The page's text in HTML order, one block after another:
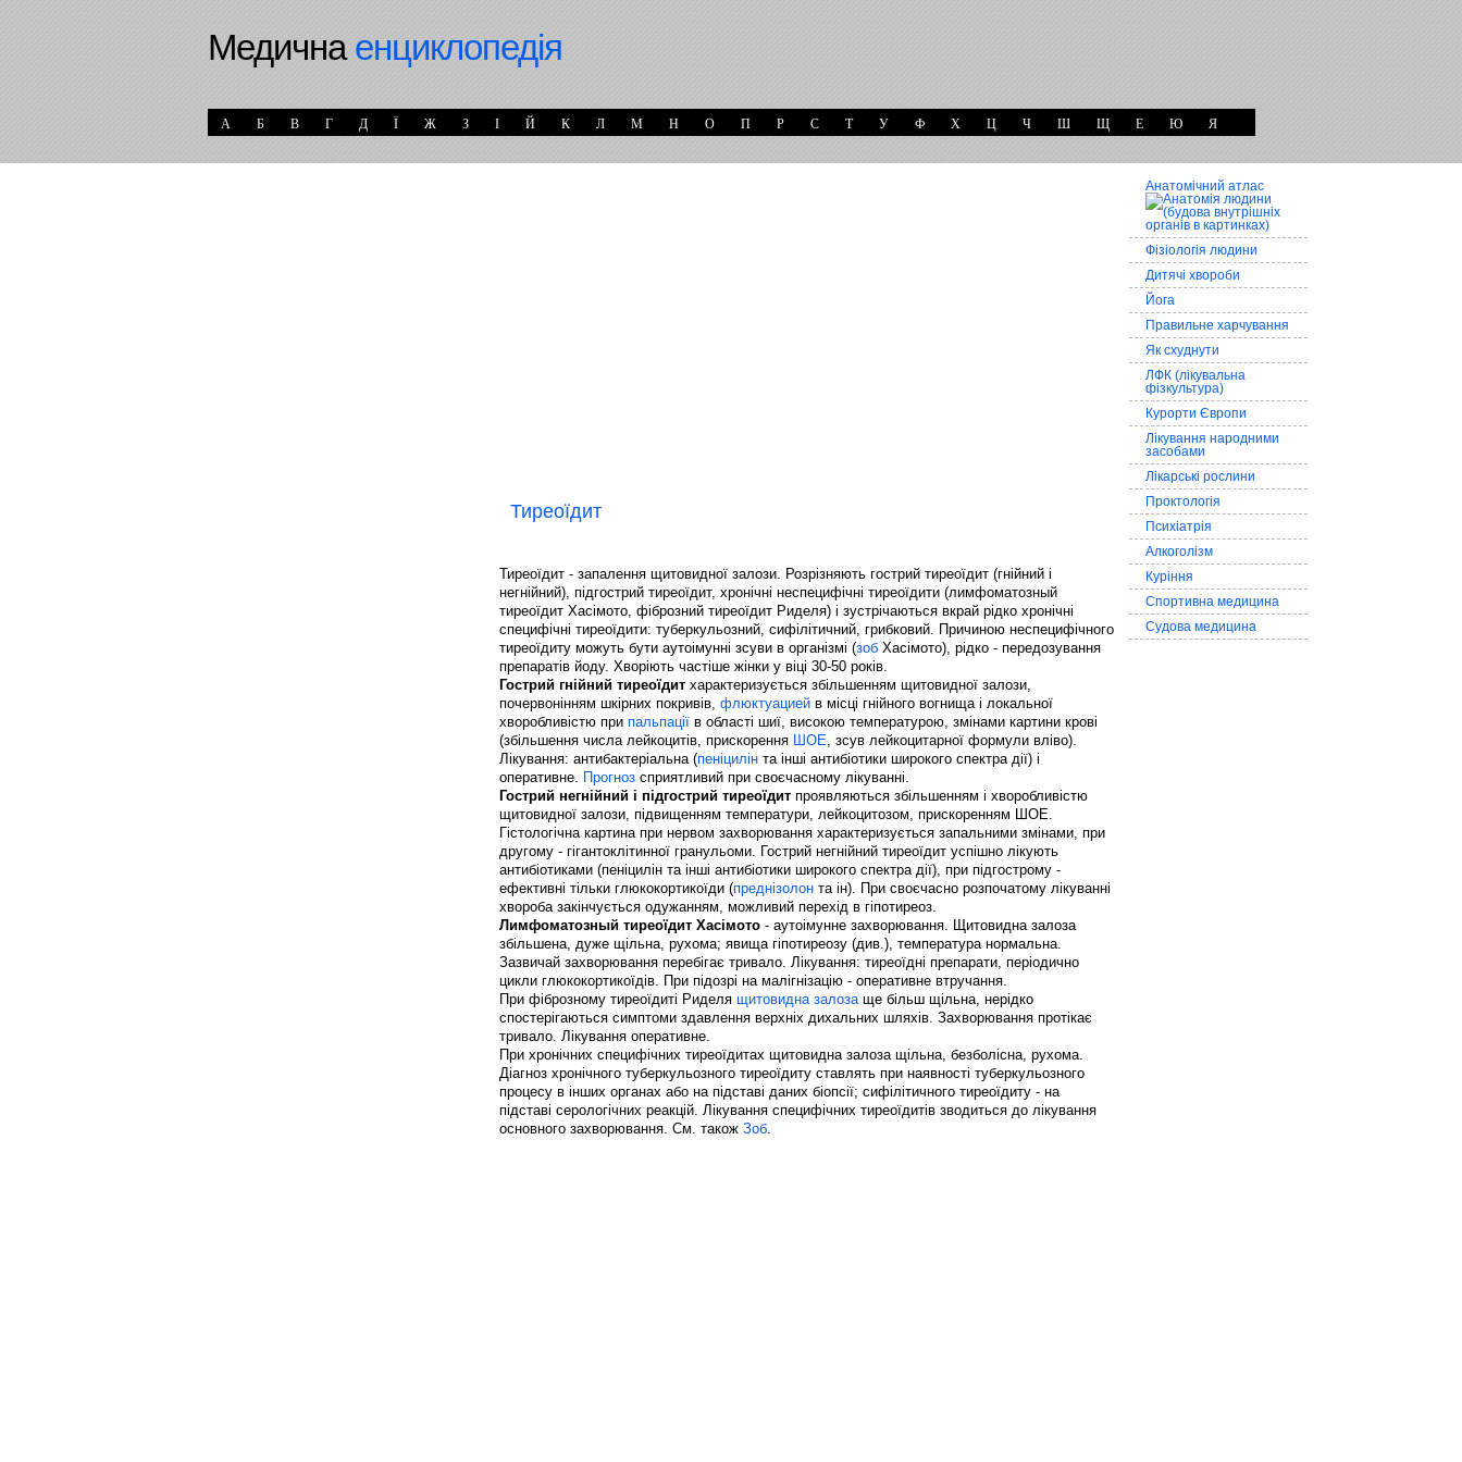
Медичнаенциклопедія
А Б В Г Д Ї Ж З І Й К Л М Н О П Р С Т У Ф Х Ц Ч Ш Щ Е Ю Я
Тиреоїдит
Тиреоїдит - запалення щитовидної залози. Розрізняють гострий тиреоїдит (гнійний і
негнійний), підгострий тиреоїдит, хронічні неспецифічні тиреоїдити (лимфоматозный
тиреоїдит Хасімото, фіброзний тиреоїдит Риделя) і зустрічаються вкрай рідко хронічні
специфічні тиреоїдити: туберкульозний, сифілітичний, грибковий. Причиною неспецифічного
тиреоїдиту можуть бути аутоімунні зсуви в організмі (зоб Хасімото), рідко - передозування
препаратів йоду. Хворіють частіше жінки у віці 30-50 років.
Гострий гнійний тиреоїдит характеризується збільшенням щитовидної залози,
почервонінням шкірних покривів, флюктуацией в місці гнійного вогнища і локальної
хворобливістю при пальпації в області шиї, високою температурою, змінами картини крові
(збільшення числа лейкоцитів, прискорення ШОЕ, зсув лейкоцитарної формули вліво).
Лікування: антибактеріальна (пеніцилін та інші антибіотики широкого спектра дії) і
оперативне. Прогноз сприятливий при своєчасному лікуванні.
Гострий негнійний і підгострий тиреоїдит проявляються збільшенням і хворобливістю
щитовидної залози, підвищенням температури, лейкоцитозом, прискоренням ШОЕ.
Гістологічна картина при нервом захворювання характеризується запальними змінами, при
другому - гігантоклітинної гранульоми. Гострий негнійний тиреоїдит успішно лікують
антибіотиками (пеніцилін та інші антибіотики широкого спектра дії), при підгострому -
ефективні тільки глюкокортикоїди (преднізолон та ін). При своєчасно розпочатому лікуванні
хвороба закінчується одужанням, можливий перехід в гіпотиреоз.
Лимфоматозный тиреоїдит Хасімото - аутоімунне захворювання. Щитовидна залоза
збільшена, дуже щільна, рухома; явища гіпотиреозу (див.), температура нормальна.
Зазвичай захворювання перебігає тривало. Лікування: тиреоїдні препарати, періодично
цикли глюкокортикоїдів. При підозрі на малігнізацію - оперативне втручання.
При фіброзному тиреоїдиті Риделя щитовидна залозаще більш щільна, нерідко
спостерігаються симптоми здавлення верхніх дихальних шляхів. Захворювання протікає
тривало. Лікування оперативне.
При хронічних специфічних тиреоїдитах щитовидна залоза щільна, безболісна, рухома.
Діагноз хронічного туберкульозного тиреоїдиту ставлять при наявності туберкульозного
процесу в інших органах або на підставі даних біопсії; сифілітичного тиреоїдиту - на
підставі серологічних реакцій. Лікування специфічних тиреоїдитів зводиться до лікування
основного захворювання. См. також Зоб.
Анатомічний атлас
Фізіологія людини
Дитячі хвороби
Йога
Правильне харчування
Як схуднути
ЛФК (лікувальна
фізкультура)
Курорти Європи
Лікування народними
засобами
Лікарські рослини
Проктологія
Психіатрія
Алкоголізм
Куріння
Спортивна медицина
Судова медицина